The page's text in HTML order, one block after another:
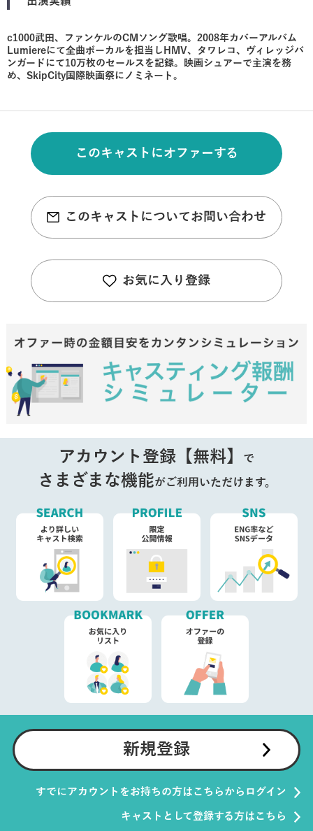
c1000武田、ファンケルのCMソング歌唱。2008年カバーアルバム
Lumiereにて全曲ボーカルを担当しHMV、タワレコ、ヴィレッジバ
ンガードにて10万枚のセールスを記録。映画シュアーで主演を務
め、SkipCity国際映画祭にノミネート。
このキャストにオファーする
このキャストについてお問い合わせ
お気に入り登録
アカウント登録【無料】 で
さまざまな機能がご利用いただけます。
新規登録
すでにアカウントをお持ちの方はこちらからログイン
キャストとして登録する方はこちら